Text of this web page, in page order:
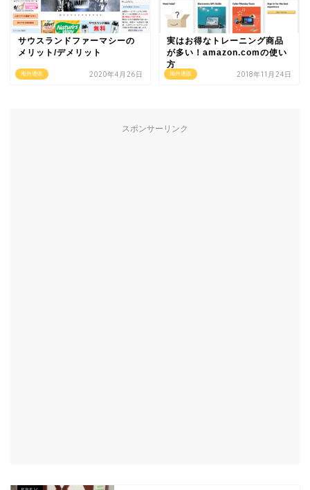
海外通販
サウスランドファーマシーの
メリット/デメリット
2020年4月26日 海外通販
実はお得なトレーニング商品
が多い！amazon.comの使い
方
2018年11月24日
スポンサーリンク